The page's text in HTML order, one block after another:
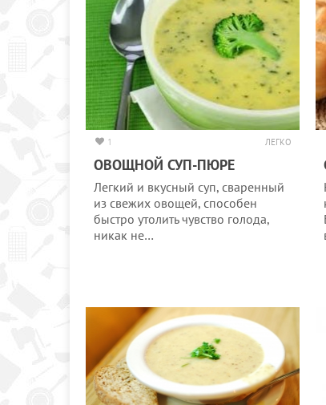
1 ЛЕГКО
ОВОЩНОЙ СУП-ПЮРЕ
Легкий и вкусный суп, сваренный
из свежих овощей, способен
быстро утолить чувство голода,
никак не…